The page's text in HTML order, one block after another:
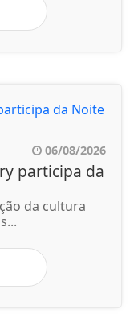
06/08/2026
participa da
da cultura